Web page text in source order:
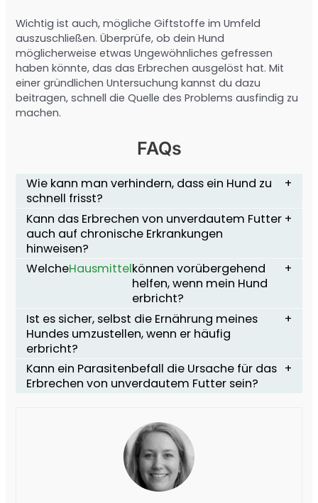
Wichtig ist auch, mögliche Giftstoffe im Umfeld
auszuschließen. Überprüfe, ob dein Hund
möglicherweise etwas Ungewöhnliches gefressen
haben könnte, das das Erbrechen ausgelöst hat. Mit
einer gründlichen Untersuchung kannst du dazu
beitragen, schnell die Quelle des Problems ausfindig zu
machen.
FAQs
Wie kann man verhindern, dass ein Hund zu
schnell frisst?
Kann das Erbrechen von unverdautem Futter
auch auf chronische Erkrankungen
hinweisen?
WelcheHausmittelkönnen vorübergehend
helfen, wenn mein Hund
erbricht?
Ist es sicher, selbst die Ernährung meines
Hundes umzustellen, wenn er häufig
erbricht?
Kann ein Parasitenbefall die Ursache für das
Erbrechen von unverdautem Futter sein?